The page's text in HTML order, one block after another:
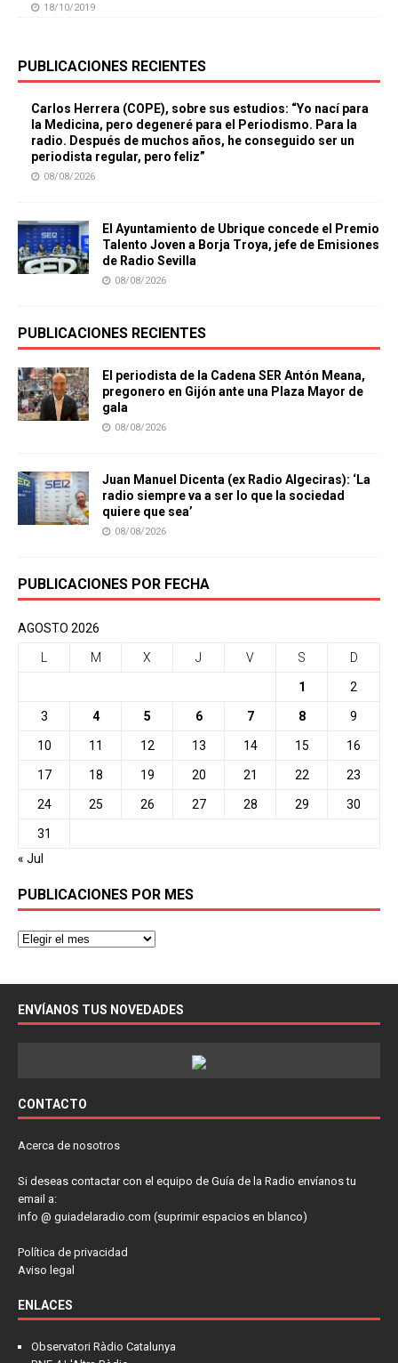
18/10/2019
PUBLICACIONES RECIENTES
Carlos Herrera (COPE), sobre sus estudios: “Yo nací para
la Medicina, pero degeneré para el Periodismo. Para la
radio. Después de muchos años, he conseguido ser un
periodista regular, pero feliz”
08/08/2026
El Ayuntamiento de Ubrique concede el Premio
Talento Joven a Borja Troya, jefe de Emisiones
de Radio Sevilla
08/08/2026
PUBLICACIONES RECIENTES
El periodista de la Cadena SER Antón Meana,
pregonero en Gijón ante una Plaza Mayor de
gala
08/08/2026
Juan Manuel Dicenta (ex Radio Algeciras): ‘La
radio siempre va a ser lo que la sociedad
quiere que sea’
08/08/2026
PUBLICACIONES POR FECHA
AGOSTO 2026
M X J V S D
1 2
3 4 5 6 7 8 9
10 11 12 13 14 15 16
17 18 19 20 21 22 23
24 25 26 27 28 29 30
31
« Jul
PUBLICACIONES POR MES
ENVÍANOS TUS NOVEDADES
CONTACTO
Acerca de nosotros
Si deseas contactar con el equipo de Guía de la Radio envíanos tu
email a:
info @ guiadelaradio.com (suprimir espacios en blanco)
Política de privacidad
Aviso legal
ENLACES
Observatori Ràdio Catalunya